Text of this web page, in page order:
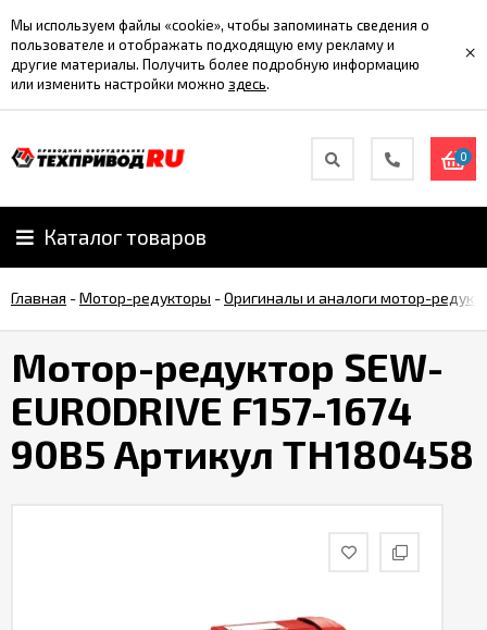
Мы используем файлы «cookie», чтобы запоминать сведения о
пользователе и отображать подходящую ему рекламу и
другие материалы. Получить более подробную информацию
или изменить настройки можно здесь.
×
0
Каталог товаров
Главная -Мотор-редукторы -Оригиналы и аналоги мотор-
Мотор-редуктор SEW-
EURODRIVE F157-1674
90B5 Артикул TH180458